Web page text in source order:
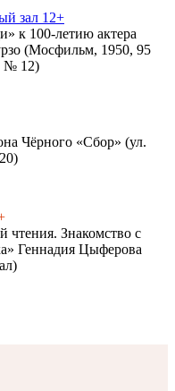
зал 12+
к 100-летию актера
(Мосфильм, 1950, 95
№ 12)
Чёрного «Сбор» (ул.
чтения. Знакомство с
Геннадия Цыферова